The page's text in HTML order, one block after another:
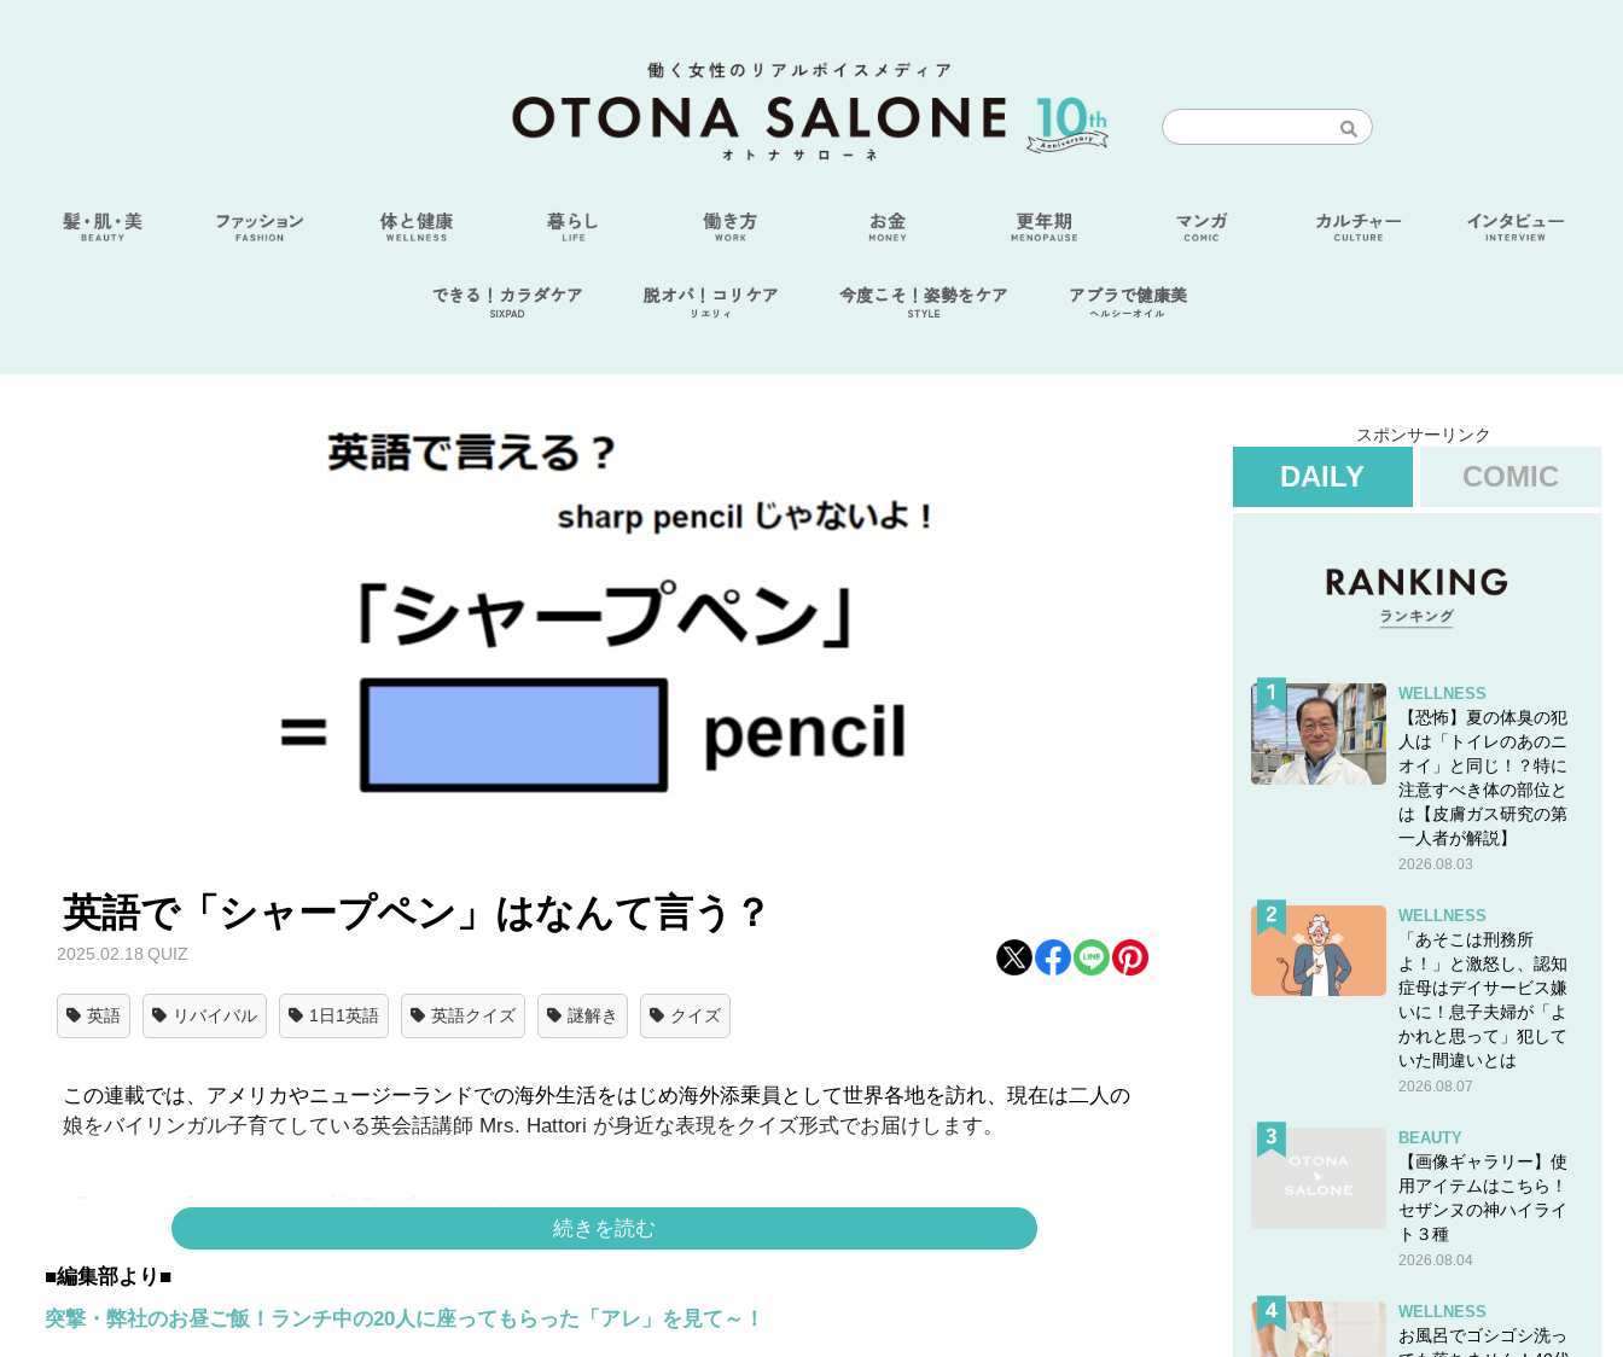
できる！カラダケア
SIXPAD
脱オバ！コリケア
リエリィ
今度こそ！姿勢をケア
STYLE
アブラで健康美
ヘルシーオイル
英語で「シャープペン」はなんて言う？
2025.02.18 QUIZ
英語 リバイバル 1日1英語 英語クイズ 謎解き クイズ
この連載では、アメリカやニュージーランドでの海外生活をはじめ海外添乗員として世界各地を訪れ、現在は二人の
娘をバイリンガル子育てしている英会話講師 Mrs. Hattori が身近な表現をクイズ形式でお届けします。
「シャープペン」って英語で言えますか？
続きを読む
■編集部より■
突撃・弊社のお昼ご飯！ランチ中の20人に座ってもらった「アレ」を見て～！
スポンサーリンク
DAILY COMIC
WELLNESS
【恐怖】夏の体臭の犯
人は「トイレのあのニ
オイ」と同じ！？特に
注意すべき体の部位と
は【皮膚ガス研究の第
一人者が解説】
2026.08.03
WELLNESS
「あそこは刑務所
よ！」と激怒し、認知
症母はデイサービス嫌
いに！息子夫婦が「よ
かれと思って」犯して
いた間違いとは
2026.08.07
BEAUTY
【画像ギャラリー】使
用アイテムはこちら！
セザンヌの神ハイライ
ト３種
2026.08.04
WELLNESS
お風呂でゴシゴシ洗っ